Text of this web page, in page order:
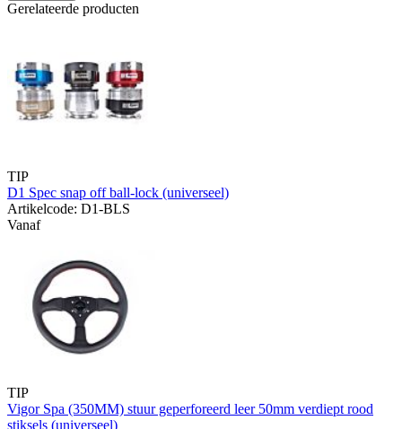
Gerelateerde producten
TIP
D1 Spec snap off ball-lock (universeel)
Artikelcode: D1-BLS
Vanaf
TIP
Vigor Spa (350MM) stuur geperforeerd leer 50mm verdiept rood
stiksels (universeel)